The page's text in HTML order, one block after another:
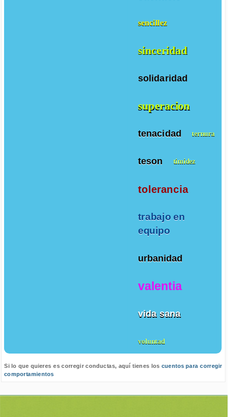
sencillez
sinceridad
solidaridad
superacion
tenacidad ternura
teson timidez
tolerancia
trabajo en
equipo
urbanidad
valentia
vida sana
voluntad
Si lo que quieres es corregir conductas, aquí tienes los cuentos para corregir
comportamientos